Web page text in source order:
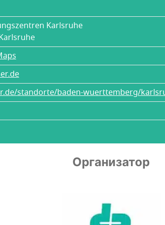
Karlsruhe
standorte/baden-wuerttemberg/
Организатор